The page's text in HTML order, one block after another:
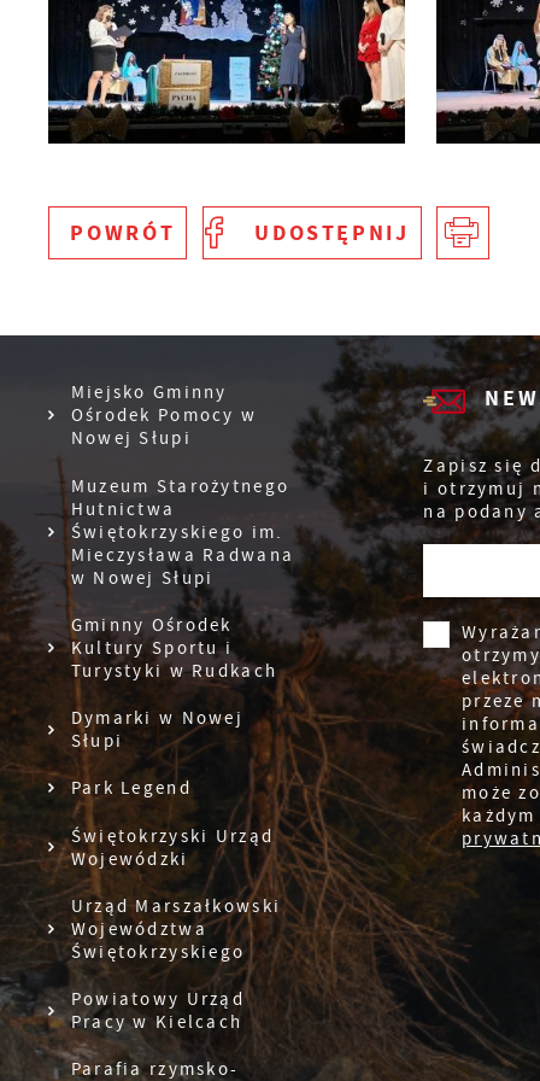
POWRÓT UDOSTĘPNIJ
Miejsko Gminny
Ośrodek Pomocy w
Nowej Słupi
Muzeum Starożytnego
Hutnictwa
Świętokrzyskiego im.
Mieczysława Radwana
w Nowej Słupi
Gminny Ośrodek
Kultury Sportu i
Turystyki w Rudkach
Dymarki w Nowej
Słupi
Park Legend
Świętokrzyski Urząd
Wojewódzki
Urząd Marszałkowski
Województwa
Świętokrzyskiego
Powiatowy Urząd
Pracy w Kielcach
Parafia rzymsko-
Zapisz się
i otrzymuj
na podany
przeze
może